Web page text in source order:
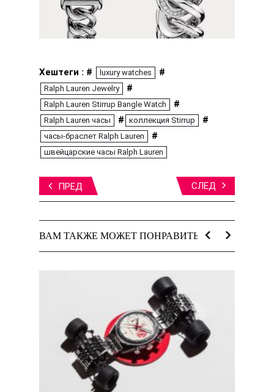
Хештеги : # luxury watches #
Ralph Lauren Jewelry #
Ralph Lauren Stirrup Bangle Watch #
Ralph Lauren часы # коллекция Stirrup #
часы-браслет Ralph Lauren #
швейцарские часы Ralph Lauren
ПРЕД СЛЕД
ВАМ ТАКЖЕ МОЖЕТ ПОНРАВИТЬСЯ: